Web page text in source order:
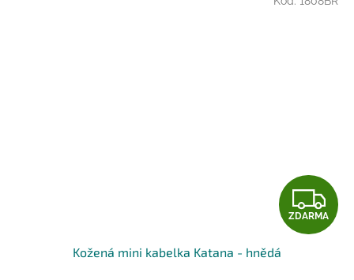
Z
D
ZDARMA
Kožená mini kabelka Katana - hnědá